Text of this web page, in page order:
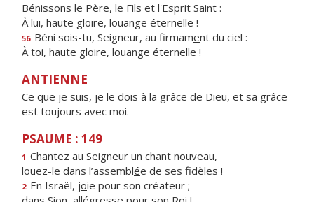
Bénissons le Père, le Fils et l'Esprit Saint :
À lui, haute gloire, louange éternelle !
56 Béni sois-tu, Seigneur, au firmament du ciel :
À toi, haute gloire, louange éternelle !
ANTIENNE
Ce que je suis, je le dois à la grâce de Dieu, et sa grâce
est toujours avec moi.
PSAUME : 149
1 Chantez au Seigneur un chant nouveau,
louez-le dans l’assemblée de ses fidèles !
2 En Israël, joie pour son créateur ;